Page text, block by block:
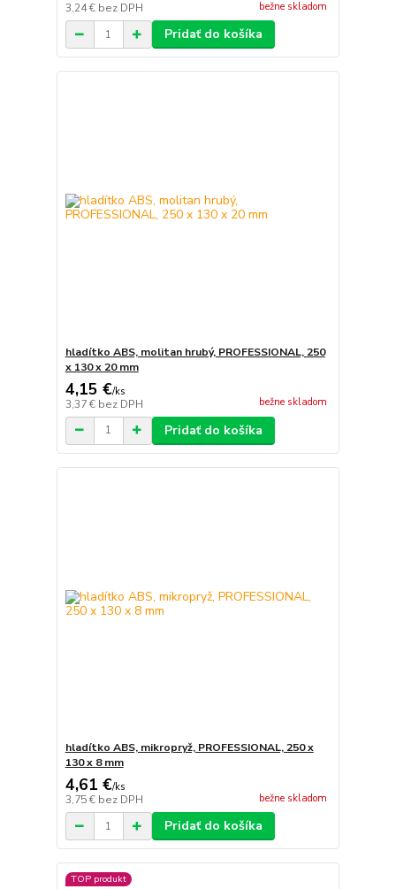
3,24 € bez DPH bežne skladom
Pridať do košíka
hladítko ABS, molitan hrubý, PROFESSIONAL, 250
x 130 x 20 mm
4,15 €/ks
3,37 € bez DPH bežne skladom
Pridať do košíka
hladítko ABS, mikropryž, PROFESSIONAL, 250 x
130 x 8 mm
4,61 €/ks
3,75 € bez DPH bežne skladom
Pridať do košíka
TOP produkt